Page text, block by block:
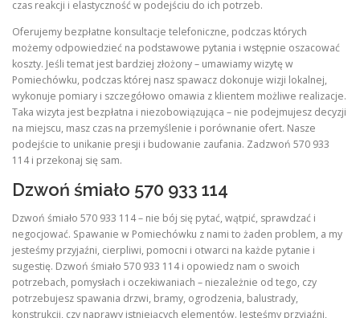
czas reakcji i elastyczność w podejściu do ich potrzeb.
Oferujemy bezpłatne konsultacje telefoniczne, podczas których
możemy odpowiedzieć na podstawowe pytania i wstępnie oszacować
koszty. Jeśli temat jest bardziej złożony – umawiamy wizytę w
Pomiechówku, podczas której nasz spawacz dokonuje wizji lokalnej,
wykonuje pomiary i szczegółowo omawia z klientem możliwe realizacje.
Taka wizyta jest bezpłatna i niezobowiązująca – nie podejmujesz decyzji
na miejscu, masz czas na przemyślenie i porównanie ofert. Nasze
podejście to unikanie presji i budowanie zaufania. Zadzwoń 570 933
114 i przekonaj się sam.
Dzwoń śmiało 570 933 114
Dzwoń śmiało 570 933 114 – nie bój się pytać, wątpić, sprawdzać i
negocjować. Spawanie w Pomiechówku z nami to żaden problem, a my
jesteśmy przyjaźni, cierpliwi, pomocni i otwarci na każde pytanie i
sugestię. Dzwoń śmiało 570 933 114 i opowiedz nam o swoich
potrzebach, pomysłach i oczekiwaniach – niezależnie od tego, czy
potrzebujesz spawania drzwi, bramy, ogrodzenia, balustrady,
konstrukcji, czy naprawy istniejących elementów. Jesteśmy przyjaźni,